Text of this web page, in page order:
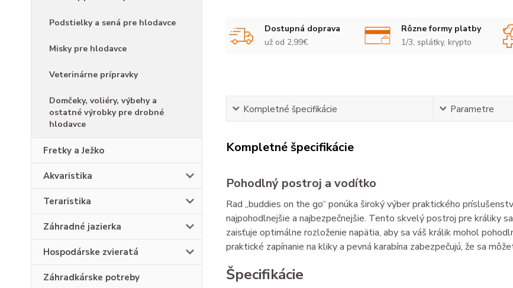
Podstielky a sená pre hlodavce
Misky pre hlodavce
Veterinárne prípravky
Domčeky, voliéry, výbehy a
ostatné výrobky pre drobné
hlodavce
Fretky a Ježko
Akvaristika
Teraristika
Záhradné jazierka
Hospodárske zvieratá
Záhradkárske potreby
Dostupná doprava
už od 2,99€
Rôzne formy platby
1/3, splátky, krypto
Kompletné špecifikácie Parametre
Kompletné špecifikácie
Pohodlný postroj a vodítko
Rad „buddies on the go“ ponúka široký výber praktického
najpohodlnejšie a najbezpečnejšie. Tento skvelý postroj pre králiky
zaisťuje optimálne rozloženie napätia, aby sa váš králik mohol
praktické zapínanie na kliky a pevná karabína zabezpečujú, že sa
Špecifikácie